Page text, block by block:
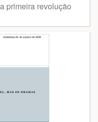
primeira revolução